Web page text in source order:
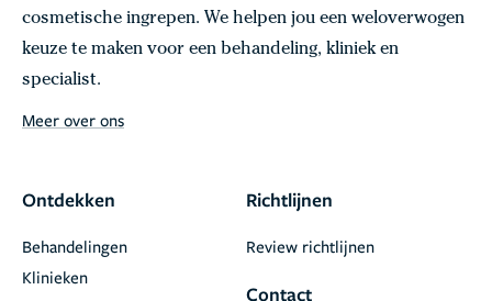
cosmetische ingrepen. We helpen jou een weloverwogen
keuze te maken voor een behandeling, kliniek en
specialist.
Meer over ons
Ontdekken
Behandelingen
Klinieken
Richtlijnen
Review richtlijnen
Contact